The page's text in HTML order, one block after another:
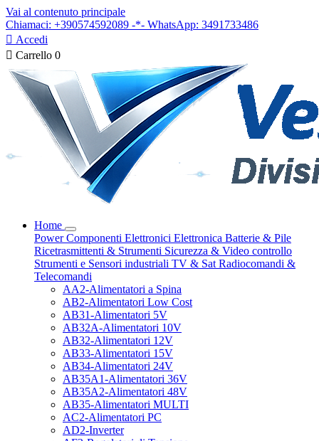
Vai al contenuto principale
Chiamaci: +390574592089 -*- WhatsApp: 3491733486
 Accedi
 Carrello 0
Home
PowerComponenti Elettronici Elettronica Batterie & Pile
Ricetrasmittenti & Strumenti Sicurezza & Video controllo
Strumenti e Sensori industriali TV & Sat Radiocomandi &
Telecomandi
AA2-Alimentatori a Spina
AB2-Alimentatori Low Cost
AB31-Alimentatori 5V
AB32A-Alimentatori 10V
AB32-Alimentatori 12V
AB33-Alimentatori 15V
AB34-Alimentatori 24V
AB35A1-Alimentatori 36V
AB35A2-Alimentatori 48V
AB35-Alimentatori MULTI
AC2-Alimentatori PC
AD2-Inverter